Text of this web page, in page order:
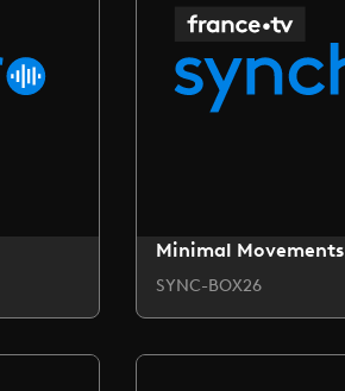
Minimal Movements
SYNC-BOX26